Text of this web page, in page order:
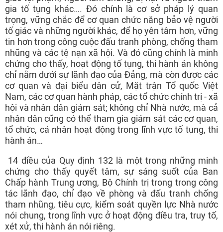
gia tố tụng khác…. Đó chính là cơ sở pháp lý quan
trọng, vững chắc để cơ quan chức năng bảo vệ người
tố giác và những người khác, để họ yên tâm hơn, vững
tin hơn trong công cuộc đấu tranh phòng, chống tham
nhũng và các tệ nạn xã hội. Và đó cũng chính là minh
chứng cho thấy, hoạt động tố tụng, thi hành án không
chỉ nằm dưới sự lãnh đạo của Đảng, mà còn được các
cơ quan và đại biểu dân cử, Mặt trận Tổ quốc Việt
Nam, các cơ quan hành pháp, các tổ chức chính trị - xã
hội và nhân dân giám sát; không chỉ Nhà nước, mà cả
nhân dân cũng có thể tham gia giám sát các cơ quan,
tổ chức, cá nhân hoạt động trong lĩnh vực tố tụng, thi
hành án…
14 điều của Quy định 132 là một trong những minh
chứng cho thấy quyết tâm, sự sáng suốt của Ban
Chấp hành Trung ương, Bộ Chính trị trong trong công
tác lãnh đạo, chỉ đạo về phòng và đấu tranh chống
tham nhũng, tiêu cực, kiểm soát quyền lực Nhà nước
nói chung, trong lĩnh vực ở hoạt động điều tra, truy tố,
xét xử, thi hành án nói riêng.